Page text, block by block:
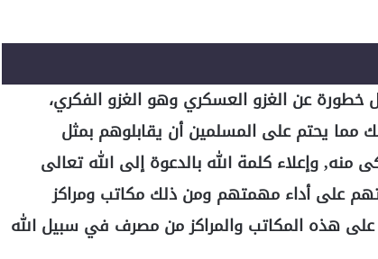
خطورة عن الغزو العسكري وهو الغزو الفكري،
مما يحتم على المسلمين أن يقابلوهم بمثل
منه, وإعلاء كلمة الله بالدعوة إلى الله تعالى
على أداء مهمتهم ومن ذلك مكاتب ومراكز
هذه المكاتب والمراكز من مصرف في سبيل الله